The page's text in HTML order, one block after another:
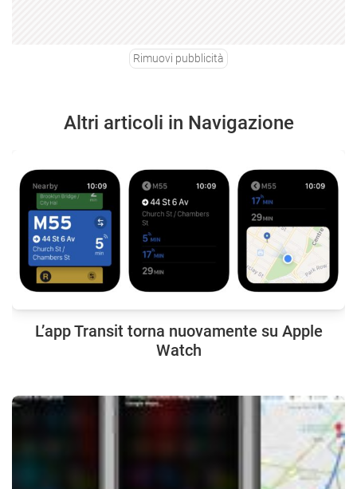
Rimuovi pubblicità
Altri articoli in Navigazione
L’app Transit torna nuovamente su Apple
Watch